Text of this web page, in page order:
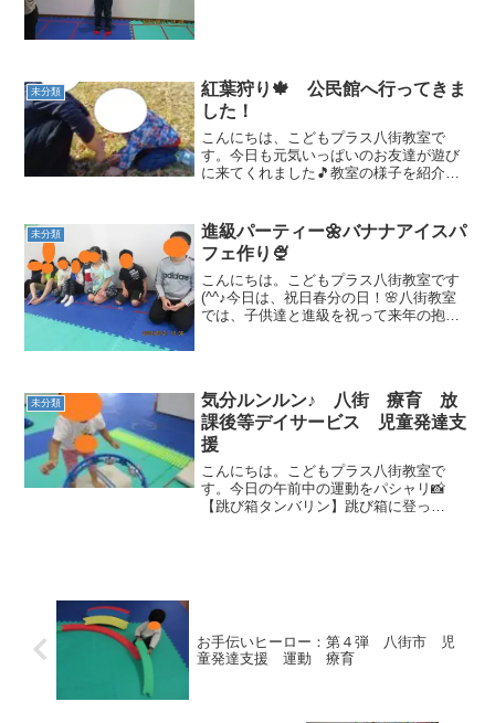
未分類
紅葉狩り🍁 公民館へ行ってきま
した！
こんにちは、こどもプラス八街教室で
す。今日も元気いっぱいのお友達が遊び
に来てくれました🎵教室の様子を紹介し
来ました！枯葉の色、木の枝の色、どん
ぐりを拾って最後にみんなで...
未分類
進級パーティー🌼バナナアイスパ
フェ作り🍨
こんにちは。こどもプラス八街教室です
(^^♪今日は、祝日春分の日！🌸八街教室
では、子供達と進級を祝って来年の抱負
未分類
気分ルンルン♪ 八街 療育 放
課後等デイサービス 児童発達支
援
こんにちは。こどもプラス八街教室で
す。今日の午前中の運動をパシャリ📸
【跳び箱タンバリン】跳び箱に登っ
お手伝いヒーロー：第４弾 八街市 児
童発達支援 運動 療育